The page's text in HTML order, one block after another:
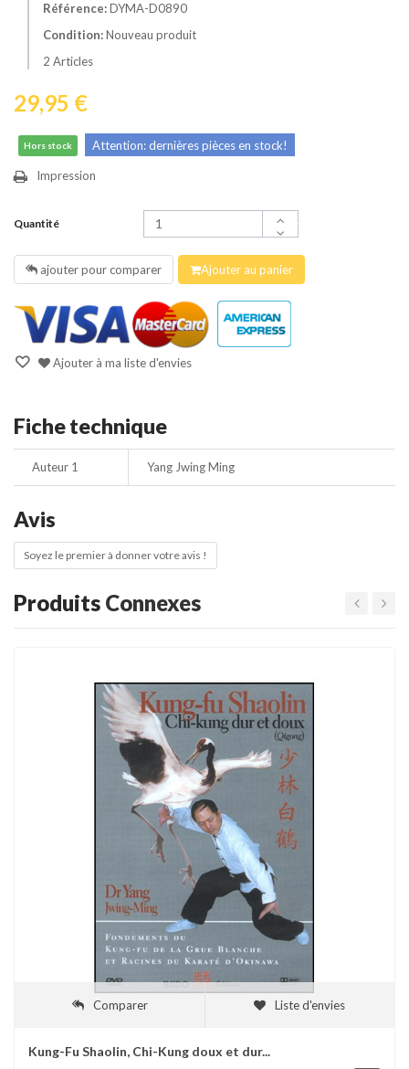
Référence:DYMA-D0890
Condition:Nouveau produit
2 Articles
29,95 €
Hors stock Attention: dernières pièces en stock!
Impression
Quantité
ajouter pour comparer Ajouter au panier
Ajouter à ma liste d'envies
Fiche technique
Auteur 1 Yang Jwing Ming
Avis
Soyez le premier à donner votre avis !
Produits Connexes
Comparer Liste d'envies
Kung-Fu Shaolin, Chi-Kung doux et dur...